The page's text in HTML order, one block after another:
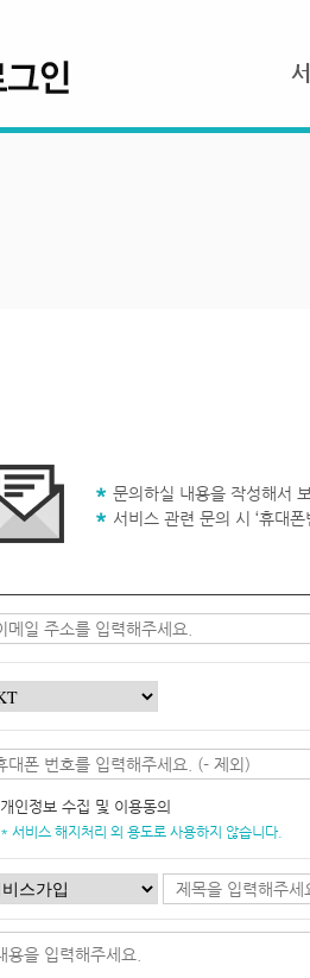
문의하실 내용을 작성해서
서비스 관련 문의 시 ‘휴대
개인정보 수집 및 이용동의
* 서비스 해지처리 외 용도로 사용하지 않습니다.